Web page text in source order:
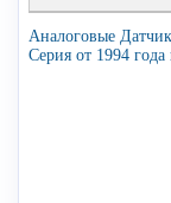
Аналоговые
Серия от 1994 года